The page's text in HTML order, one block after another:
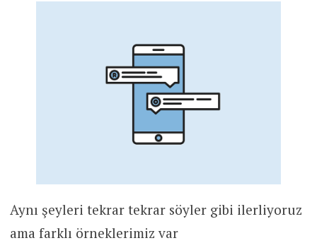
Aynı şeyleri tekrar tekrar söyler gibi ilerliyoruz
ama farklı örneklerimiz var